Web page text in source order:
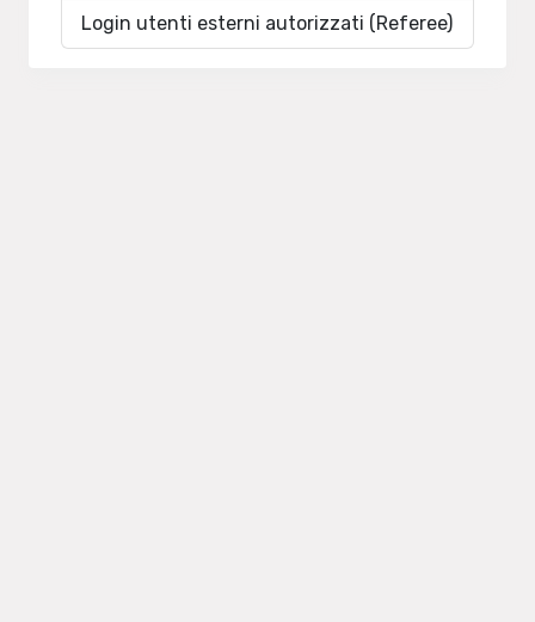
Login utenti esterni autorizzati (Referee)